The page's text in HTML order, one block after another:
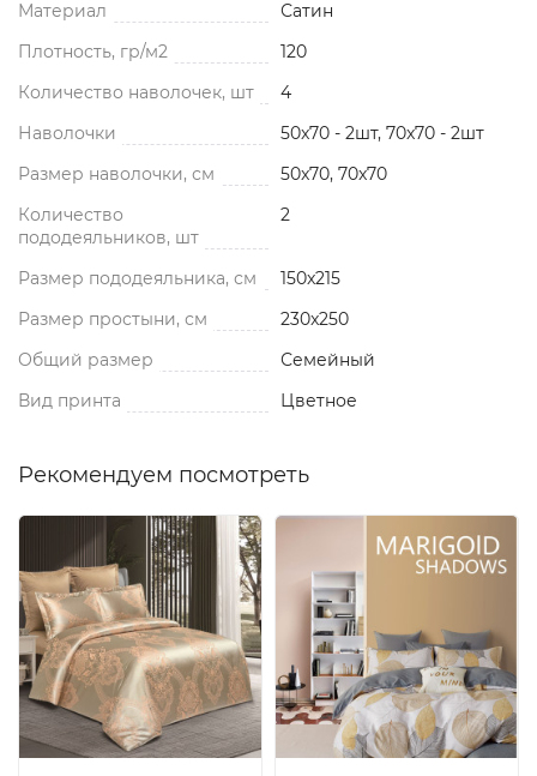
Материал
Сатин
Плотность, гр/м2
120
Количество наволочек, шт
4
Наволочки
50x70 - 2шт, 70x70 - 2шт
Размер наволочки, см
50x70, 70x70
Количество
пододеяльников, шт
2
Размер пододеяльника, см
150x215
Размер простыни, см
230x250
Общий размер
Семейный
Вид принта
Цветное
Рекомендуем посмотреть